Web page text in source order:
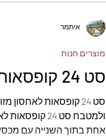
סט 24 קופסאות לאחסון מזון
סט 24 קופסאות
ולמטבח סט 24
אחת בתוך השנייה עם
מוצרים חנות
איתמר